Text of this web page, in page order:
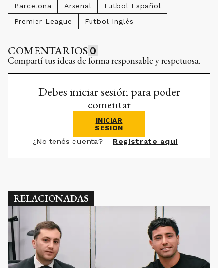
Barcelona Arsenal
Futbol Español
Premier League
Fútbol Inglés
COMENTARIOS 0
Compartí tus ideas de forma responsable y respetuosa.
Debes iniciar sesión para poder
comentar
INICIAR
SESIÓN
¿No tenés cuenta? Registrate aquí
RELACIONADAS